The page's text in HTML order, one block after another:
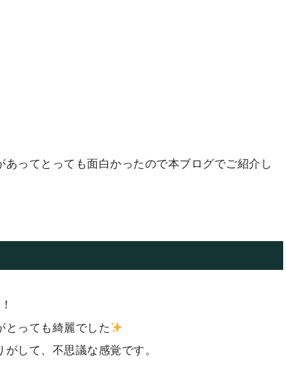
ってとっても面白かったので本ブログでご紹介し
！
とっても綺麗でした
して、不思議な感覚です。